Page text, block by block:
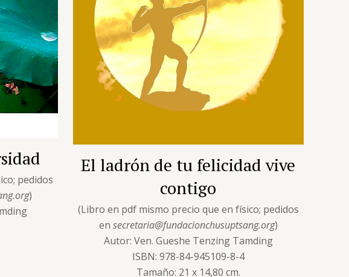
pedidos
)
El ladrón de tu felicidad vive
contigo
(Libro en pdf mismo precio que en físico; pedidos
en secretaria@fundacionchusuptsang.org)
Autor: Ven. Gueshe Tenzing Tamding
ISBN: 978-84-945109-8-4
Tamaño: 21 x 14,80 cm.